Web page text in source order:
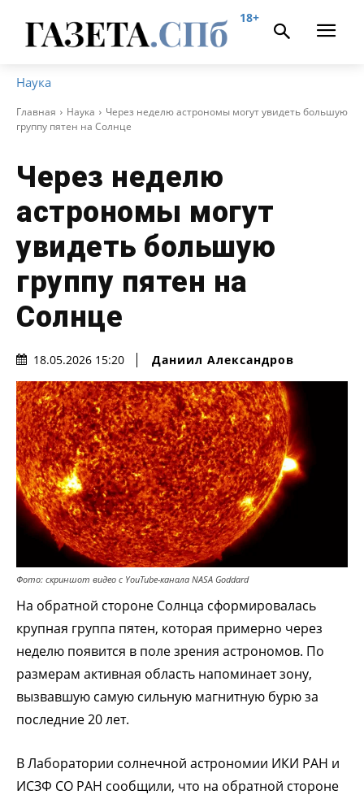
18+
Наука
Главная Наука
Через неделю астрономы могут увидеть большую
группу пятен на Солнце
Через неделю
астрономы могут
увидеть большую
группу пятен на
Солнце
18.05.2026 15:20 Даниил Александров
Фото: скриншот видео с YouTube-канала NASA Goddard
На обратной стороне Солнца сформировалась
крупная группа пятен, которая примерно через
неделю появится в поле зрения астрономов. По
размерам активная область напоминает зону,
вызвавшую самую сильную магнитную бурю за
последние 20 лет.
В Лаборатории солнечной астрономии ИКИ РАН и
ИСЗФ СО РАН сообщили, что на обратной стороне